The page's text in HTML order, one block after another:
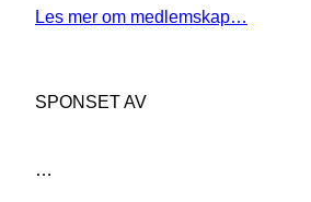
Les mer om medlemskap…
SPONSET AV
…